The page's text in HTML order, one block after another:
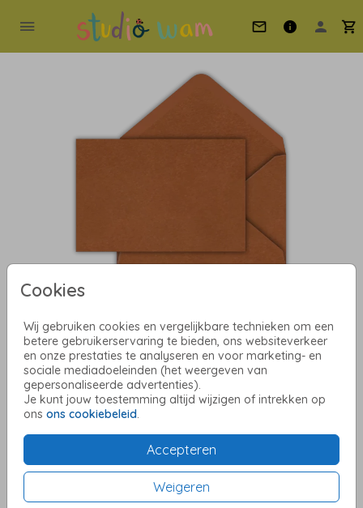
Cookies
Wij gebruiken cookies en vergelijkbare technieken om een
betere gebruikerservaring te bieden, ons websiteverkeer
en onze prestaties te analyseren en voor marketing- en
sociale mediadoeleinden (het weergeven van
gepersonaliseerde advertenties).
Je kunt jouw toestemming altijd wijzigen of intrekken op
ons ons cookiebeleid.
Accepteren
Weigeren
Metallic Bronze 12 x 18
Aantal x 1 Prijs:€ 0,60
metallic bronze 12 x 18
Prijs:€ 0,60 per 1